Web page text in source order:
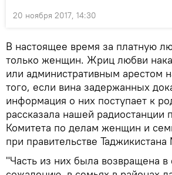
20 ноября 2017, 14:30
В настоящее время за платную
только женщин. Жриц любви
или административным арестом
того, если вина задержанных
информация о них поступает к
рассказала нашей радиостанции
Комитета по делам женщин и
при правительстве
"Часть из них была возвращена